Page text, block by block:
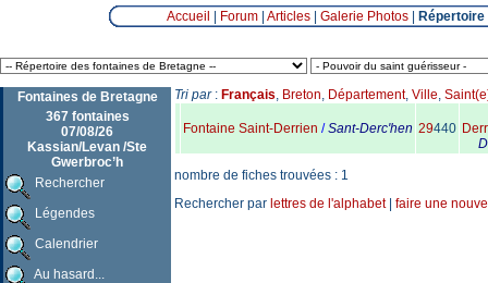
Accueil Forum| Articles| Galerie Photos|
Fontaines de Bretagne
367 fontaines
07/08/26
Kassian/Levan /Ste
Gwerbroc’h
Rechercher
Légendes
Calendrier
Au hasard...
Tri par: Français, Breton, Département, Ville,
Fontaine Saint-Derrien /Sant-Derc'hen 29440
nombre de fiches trouvées : 1
Rechercher par lettres de l'alphabet| faire une